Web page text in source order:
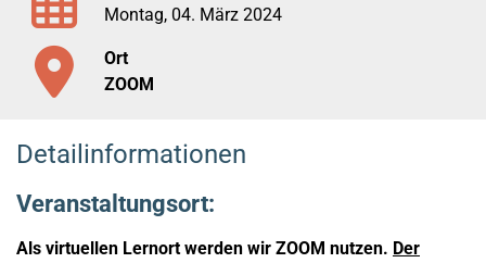
Montag, 04. März 2024
Ort
ZOOM
Detailinformationen
Veranstaltungsort:
Als virtuellen Lernort werden wir ZOOM nutzen. Der